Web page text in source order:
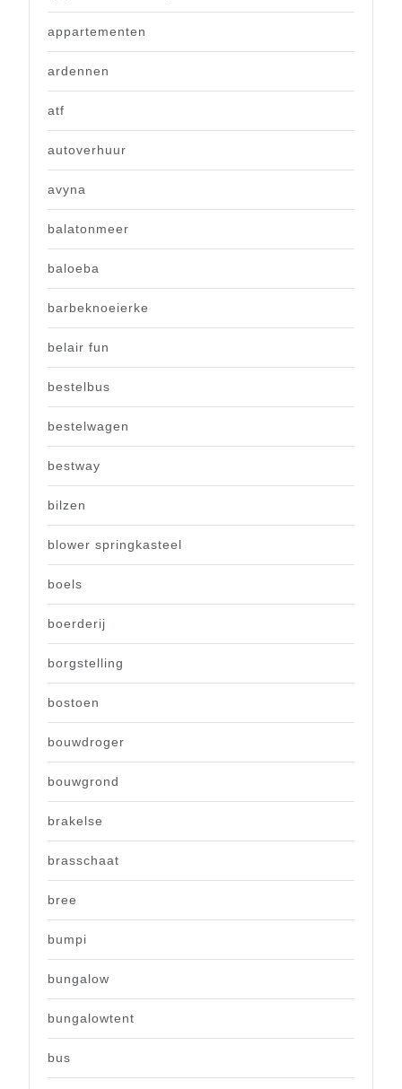
appartementen
ardennen
atf
autoverhuur
avyna
balatonmeer
baloeba
barbeknoeierke
belair fun
bestelbus
bestelwagen
bestway
bilzen
blower springkasteel
boels
boerderij
borgstelling
bostoen
bouwdroger
bouwgrond
brakelse
brasschaat
bree
bumpi
bungalow
bungalowtent
bus